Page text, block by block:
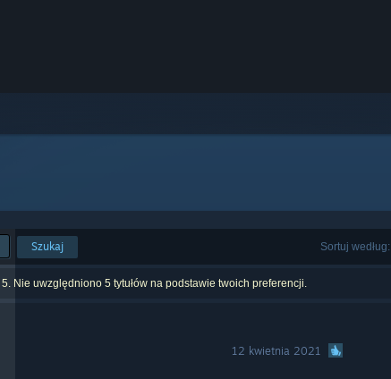
Sortuj według:
Szukaj
Nie uwzględniono 5 tytułów na podstawie twoich preferencji.
12 kwietnia 2021